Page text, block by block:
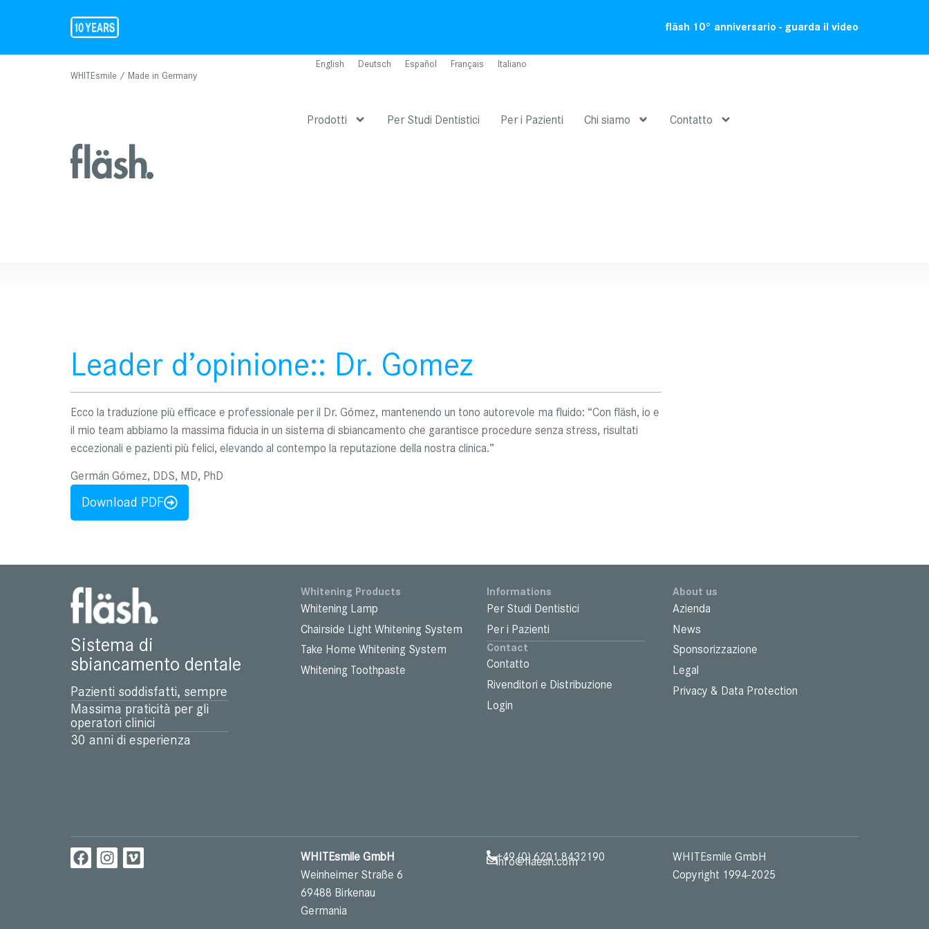
fläsh 10° anniversario - guarda il video
WHITEsmile / Made in Germany
English Deutsch Español Français Italiano
Prodotti Per Studi Dentistici Per i Pazienti Chi siamo Contatto
Leader d’opinione:: Dr. Gomez
Ecco la traduzione più efficace e professionale per il Dr. Gómez, mantenendo un tono autorevole ma fluido: “Con fläsh, io e
il mio team abbiamo la massima fiducia in un sistema di sbiancamento che garantisce procedure senza stress, risultati
eccezionali e pazienti più felici, elevando al contempo la reputazione della nostra clinica.”
Germán Gómez, DDS, MD, PhD
Download PDF
Sistema di
sbiancamento dentale
Pazienti soddisfatti, sempre
Massima praticità per gli
operatori clinici
30 anni di esperienza
Whitening Products
Whitening Lamp
Chairside Light Whitening System
Take Home Whitening System
Whitening Toothpaste
Informations
Per Studi Dentistici
Per i Pazienti
Contact
Contatto
Rivenditori e Distribuzione
Login
About us
Azienda
News
Sponsorizzazione
Legal
Privacy & Data Protection
WHITEsmile GmbH
Weinheimer Straße 6
69488 Birkenau
Germania
+49 (0) 6201 8432190
info@flaesh.com
WHITEsmile GmbH
Copyright 1994-2025